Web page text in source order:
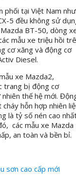
phối tại Việt Nam như
5 đều không sử
BT-50, dòng
mẫu xe triệu hồi
cơ xăng và động cơ
Diesel.
xe Mazda2,
trang bị động cơ
thế hệ mới.
hỗn hợp nhiên
là tỷ số nén cao
các mẫu xe Mazda
an toàn và bền bỉ.
sơn cao cấp mới